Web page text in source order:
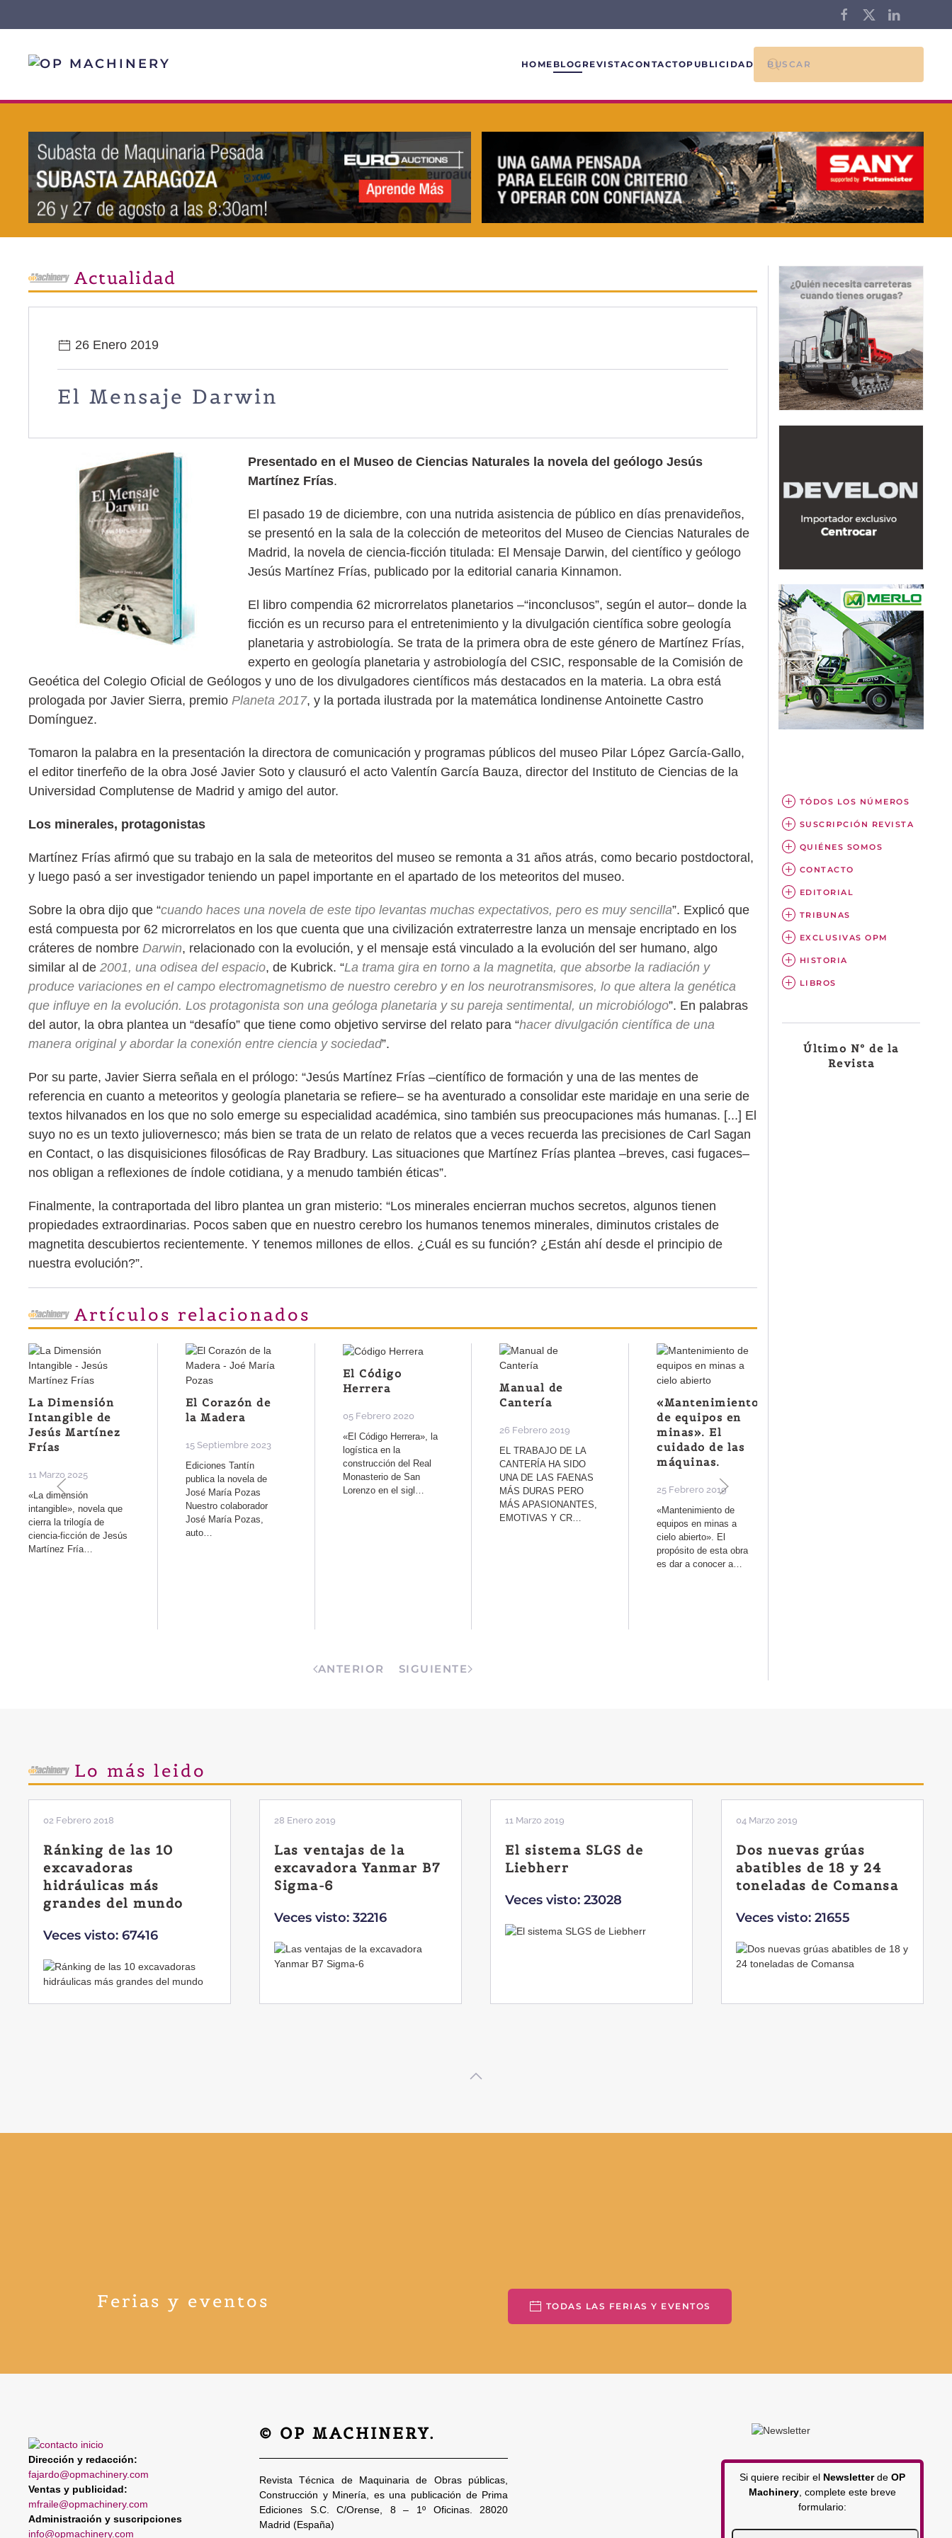
HOME BLOG REVISTACONTACTOPUBLICIDAD
Actualidad
26 Enero 2019
El Mensaje Darwin
Presentado en el Museo de Ciencias Naturales la novela del geólogo Jesús
Martínez Frías.
El pasado 19 de diciembre, con una nutrida asistencia de público en días prenavideños,
se presentó en la sala de la colección de meteoritos del Museo de Ciencias Naturales de
Madrid, la novela de ciencia-ficción titulada: El Mensaje Darwin, del científico y geólogo
Jesús Martínez Frías, publicado por la editorial canaria Kinnamon.
El libro compendia 62 microrrelatos planetarios –“inconclusos”, según el autor– donde la
ficción es un recurso para el entretenimiento y la divulgación científica sobre geología
planetaria y astrobiología. Se trata de la primera obra de este género de Martínez Frías,
experto en geología planetaria y astrobiología del CSIC, responsable de la Comisión de
Geoética del Colegio Oficial de Geólogos y uno de los divulgadores científicos más destacados en la materia. La obra está
prologada por Javier Sierra, premio Planeta 2017, y la portada ilustrada por la matemática londinense Antoinette Castro
Domínguez.
Tomaron la palabra en la presentación la directora de comunicación y programas públicos del museo Pilar López García-Gallo,
el editor tinerfeño de la obra José Javier Soto y clausuró el acto Valentín García Bauza, director del Instituto de Ciencias de la
Universidad Complutense de Madrid y amigo del autor.
Los minerales, protagonistas
Martínez Frías afirmó que su trabajo en la sala de meteoritos del museo se remonta a 31 años atrás, como becario postdoctoral,
y luego pasó a ser investigador teniendo un papel importante en el apartado de los meteoritos del museo.
Sobre la obra dijo que “cuando haces una novela de este tipo levantas muchas expectativos, pero es muy sencilla”. Explicó que
está compuesta por 62 microrrelatos en los que cuenta que una civilización extraterrestre lanza un mensaje encriptado en los
cráteres de nombre Darwin, relacionado con la evolución, y el mensaje está vinculado a la evolución del ser humano, algo
similar al de 2001, una odisea del espacio, de Kubrick. “La trama gira en torno a la magnetita, que absorbe la radiación y
produce variaciones en el campo electromagnetismo de nuestro cerebro y en los neurotransmisores, lo que altera la genética
que influye en la evolución. Los protagonista son una geóloga planetaria y su pareja sentimental, un microbiólogo”. En palabras
del autor, la obra plantea un “desafío” que tiene como objetivo servirse del relato para “hacer divulgación científica de una
manera original y abordar la conexión entre ciencia y sociedad”.
Por su parte, Javier Sierra señala en el prólogo: “Jesús Martínez Frías –científico de formación y una de las mentes de
referencia en cuanto a meteoritos y geología planetaria se refiere– se ha aventurado a consolidar este maridaje en una serie de
textos hilvanados en los que no solo emerge su especialidad académica, sino también sus preocupaciones más humanas. [...] El
suyo no es un texto juliovernesco; más bien se trata de un relato de relatos que a veces recuerda las precisiones de Carl Sagan
en Contact, o las disquisiciones filosóficas de Ray Bradbury. Las situaciones que Martínez Frías plantea –breves, casi fugaces–
nos obligan a reflexiones de índole cotidiana, y a menudo también éticas”.
Finalmente, la contraportada del libro plantea un gran misterio: “Los minerales encierran muchos secretos, algunos tienen
propiedades extraordinarias. Pocos saben que en nuestro cerebro los humanos tenemos minerales, diminutos cristales de
magnetita descubiertos recientemente. Y tenemos millones de ellos. ¿Cuál es su función? ¿Están ahí desde el principio de
nuestra evolución?”.
Artículos relacionados
La Dimensión
Intangible de
Jesús Martínez
Frías
11 Marzo 2025
«La dimensión
intangible», novela que
cierra la trilogía de
ciencia-ficción de Jesús
Martínez Fría…
El Corazón de
la Madera
15 Septiembre 2023
Ediciones Tantín
publica la novela de
José María Pozas
Nuestro colaborador
José María Pozas,
auto…
El Código
Herrera
05 Febrero 2020
«El Código Herrera», la
logística en la
construcción del Real
Monasterio de San
Lorenzo en el sigl…
Manual de
Cantería
26 Febrero 2019
EL TRABAJO DE LA
CANTERÍA HA SIDO
UNA DE LAS FAENAS
MÁS DURAS PERO
MÁS APASIONANTES,
EMOTIVAS Y CR…
«Mantenimiento
de equipos en
minas». El
cuidado de las
máquinas.
25 Febrero 2019
«Mantenimiento de
equipos en minas a
cielo abierto». El
propósito de esta obra
es dar a conocer a…
ANTERIOR SIGUIENTE
TÓDOS LOS NÚMEROS
SUSCRIPCIÓN REVISTA
QUIÉNES SOMOS
CONTACTO
EDITORIAL
TRIBUNAS
EXCLUSIVAS OPM
HISTORIA
LIBROS
Último Nº de la
Revista
Lo más leido
02 Febrero 2018
Ránking de las 10
excavadoras
hidráulicas más
grandes del mundo
Veces visto: 67416
28 Enero 2019
Las ventajas de la
excavadora Yanmar B7
Sigma-6
Veces visto: 32216
11 Marzo 2019
El sistema SLGS de
Liebherr
Veces visto: 23028
04 Marzo 2019
Dos nuevas grúas
abatibles de 18 y 24
toneladas de Comansa
Veces visto: 21655
Ferias y eventos TODAS LAS FERIAS Y EVENTOS
Dirección y redacción:
fajardo@opmachinery.com
Ventas y publicidad:
mfraile@opmachinery.com
Administración y suscripciones
info@opmachinery.com
© OP MACHINERY.
Revista Técnica de Maquinaria de Obras públicas,
Construcción y Minería, es una publicación de Prima
Ediciones S.C. C/Orense, 8 – 1º Oficinas. 28020
Madrid (España)
Si quiere recibir el Newsletterde OP
Machinery , complete este breve
formulario: